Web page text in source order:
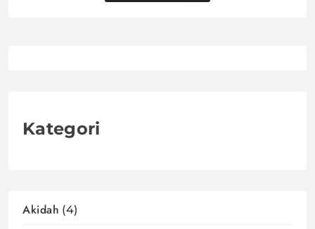
Kategori
Akidah (4)